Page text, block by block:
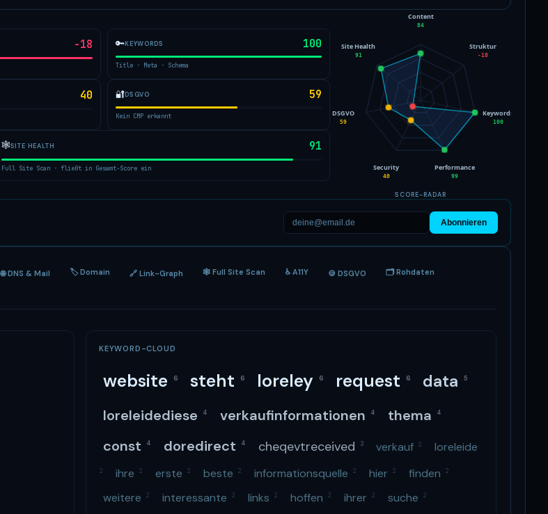
-18 🔑KEYWORDS 100
Title · Meta · Schema
40 🔐DSGVO 59
Kein CMP erkannt
🕸SITE HEALTH 91
Full Site Scan · fließt in Gesamt-Score ein
Content
84
Struktur
-18
Keywords
100
Performance
99
Security
40
DSGVO
59
Site Health
91
SCORE-RADAR
Abonnieren
🌐 DNS & Mail 🏷 Domain 🔗 Link-Graph 🕸 Full Site Scan ♿ A11Y 🍪 DSGVO 🗂 Rohdaten
KEYWORD-CLOUD
website 6 steht 6 loreley 6 request 6 data 5
loreleidediese 4 verkaufinformationen 4 thema 4
const 4 doredirect 4 cheqevtreceived 3 verkauf 2 loreleide
2 ihre 2 erste 2 beste 2 informationsquelle 2 hier 2 finden 2
weitere 2 interessante 2 links 2 hoffen 2 ihrer 2 suche 2